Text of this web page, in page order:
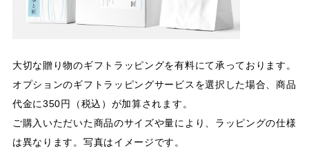
大切な贈り物のギフトラッピングを有料にて承っております。
オプションのギフトラッピングサービスを選択した場合、商品
代金に350円（税込）が加算されます。
ご購入いただいた商品のサイズや量により、ラッピングの仕様
は異なります。写真はイメージです。